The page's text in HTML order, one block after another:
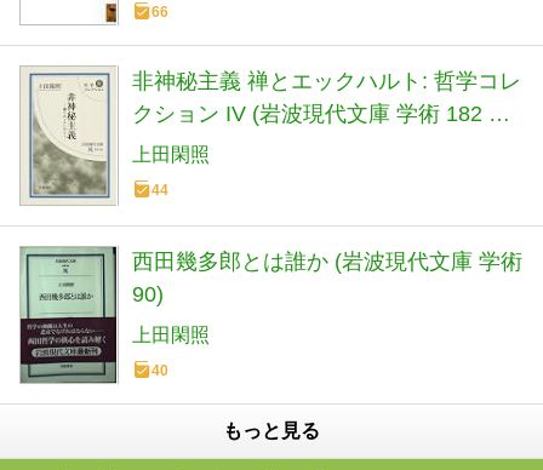
66
非神秘主義 禅とエックハルト: 哲学コレ
クション IV (岩波現代文庫 学術 182 哲
学コレクション 4)
上田閑照
44
西田幾多郎とは誰か (岩波現代文庫 学術
90)
上田閑照
40
もっと見る